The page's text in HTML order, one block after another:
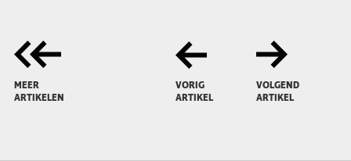
MEER
ARTIKELEN
VORIG
ARTIKEL
VOLGEND
ARTIKEL